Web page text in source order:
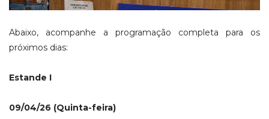
Abaixo, acompanhe a programação completa para os
próximos dias:
Estande I
09/04/26 (Quinta-feira)